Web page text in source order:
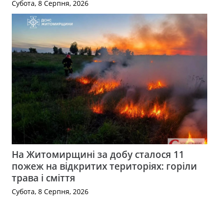
Субота, 8 Серпня, 2026
На Житомирщині за добу сталося 11
пожеж на відкритих територіях: горіли
трава і сміття
Субота, 8 Серпня, 2026